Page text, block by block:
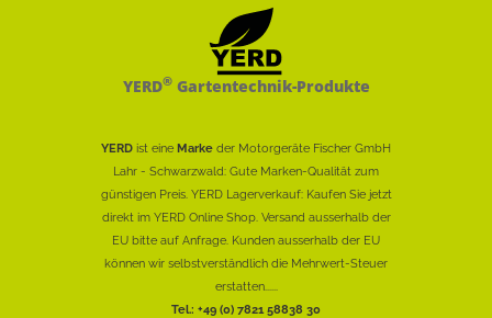
YERD®Gartentechnik-Produkte
YERD ist eine Marke der Motorgeräte Fischer GmbH
Lahr - Schwarzwald: Gute Marken-Qualität zum
günstigen Preis. YERD Lagerverkauf: Kaufen Sie jetzt
direkt im YERD Online Shop. Versand ausserhalb der
EU bitte auf Anfrage. Kunden ausserhalb der EU
können wir selbstverständlich die Mehrwert-Steuer
erstatten......
Tel.: +49 (0) 7821 58838 30